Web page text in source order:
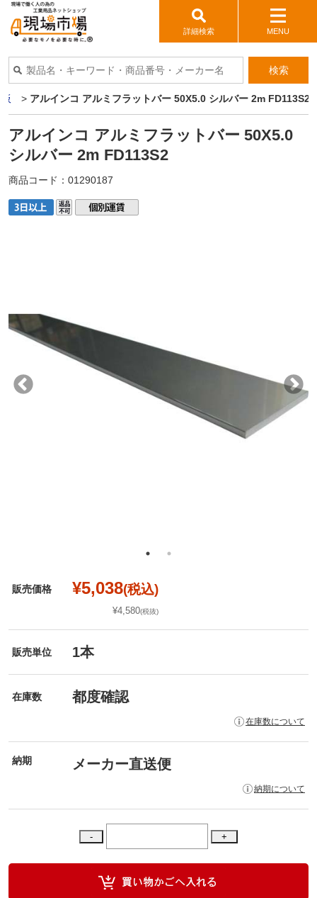
詳細検索 MENU
検索
> アルインコ アルミフラットバー 50X5.0 シルバー 2m FD113S2
アルインコ アルミフラットバー 50X5.0
シルバー 2m FD113S2
商品コード： 01290187
販売価格 ¥5,038(税込)
¥4,580(税抜)
販売単位 1本
在庫数 都度確認
在庫数について
納期 メーカー直送便
納期について